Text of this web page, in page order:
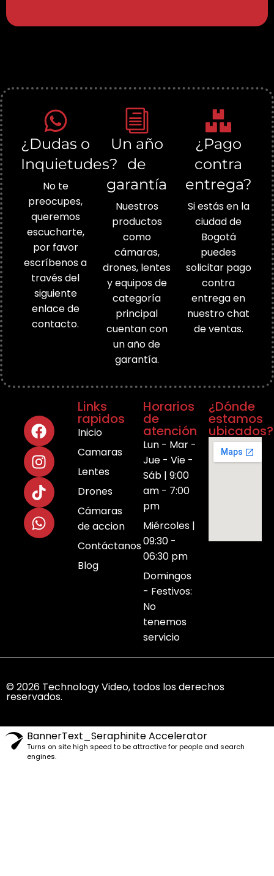
¿Dudas o
Inquietudes?
No te
preocupes,
queremos
escucharte,
por favor
escríbenos a
través del
siguiente
enlace de
contacto.
Un año
de
garantía
Nuestros
productos
como
cámaras,
drones, lentes
y equipos de
categoría
principal
cuentan con
un año de
garantía.
¿Pago
contra
entrega?
Si estás en la
ciudad de
Bogotá
puedes
solicitar pago
contra
entrega en
nuestro chat
de ventas.
Links
rapidos
Inicio
Camaras
Lentes
Drones
Cámaras
de accion
Contáctanos
Blog
Horarios
de
atención
Lun - Mar -
Jue - Vie -
Sáb | 9:00
am - 7:00
pm
Miércoles |
09:30 -
06:30 pm
Domingos
- Festivos:
No
tenemos
servicio
¿Dónde
estamos
ubicados?
© 2026 Technology Video, todos los derechos
reservados.
BannerText_Seraphinite Accelerator
Turns on site high speed to be attractive for people and search
engines.